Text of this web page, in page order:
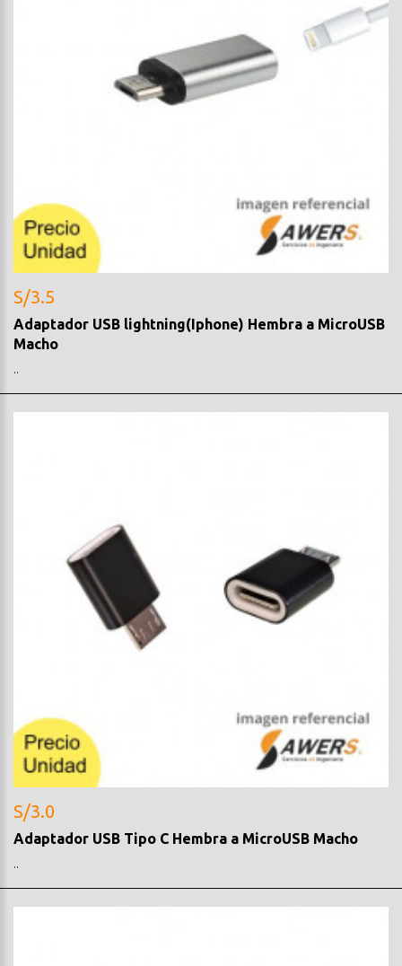
S/3.5
Adaptador USB lightning(Iphone) Hembra a MicroUSB
Macho
..
S/3.0
Adaptador USB Tipo C Hembra a MicroUSB Macho
..